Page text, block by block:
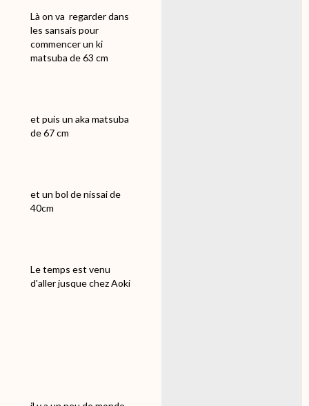
Là on va regarder dans
les sansais pour
commencer un ki
matsuba de 63 cm
et puis un aka matsuba
de 67 cm
et un bol de nissai de
40cm
Le temps est venu
d'aller jusque chez Aoki